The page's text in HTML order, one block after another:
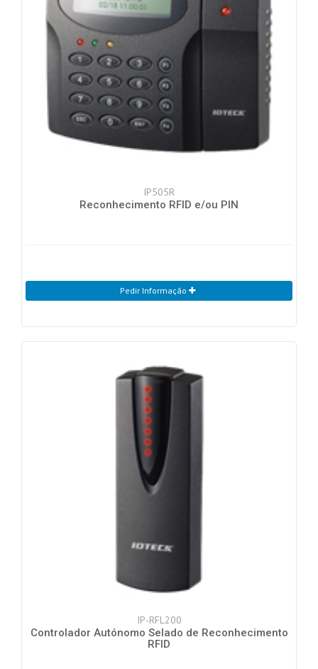
IP505R
Reconhecimento RFID e/ou PIN
Pedir Informação
IP-RFL200
Controlador Autónomo Selado de Reconhecimento
RFID